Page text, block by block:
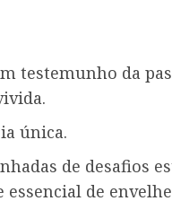
testemunho da
única.
de desafios
essencial de